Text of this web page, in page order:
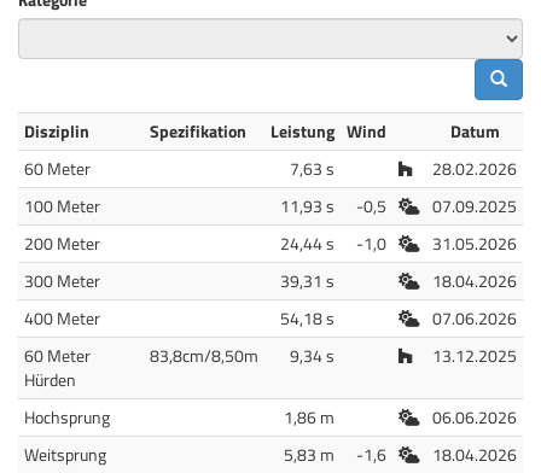
Disziplin Spezifikation Leistung Wind
Datum
60 Meter
7,63 s Halle28.02.2026
100 Meter
11,93 s -0,5 Freiluft
07.09.2025
200 Meter
24,44 s -1,0 Freiluft
31.05.2026
300 Meter
39,31 s Freiluft
18.04.2026
400 Meter
54,18 s Freiluft
07.06.2026
60 Meter
Hürden
83,8cm/8,50m 9,34 s Halle13.12.2025
Hochsprung 1,86 m Freiluft
06.06.2026
Weitsprung
5,83 m -1,6 Freiluft
18.04.2026